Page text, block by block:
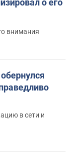
внимания
в сети и